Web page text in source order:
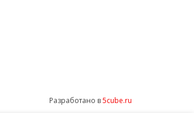
Разработано в5cube.ru